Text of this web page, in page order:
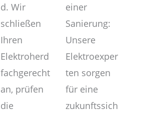
d. Wir
schließen
Ihren
Elektroherd
fachgerecht
an, prüfen
die
einer
Sanierung:
Unsere
Elektroexper
ten sorgen
für eine
zukunftssich